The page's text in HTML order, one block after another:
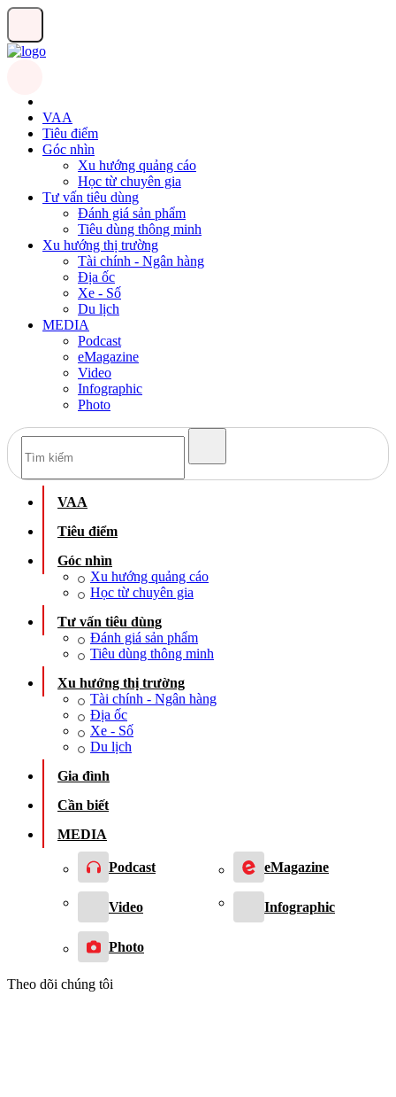
VAA
Tiêu điểm
Góc nhìn
Xu hướng quảng cáo
Học từ chuyên gia
Tư vấn tiêu dùng
Đánh giá sản phẩm
Tiêu dùng thông minh
Xu hướng thị trường
Tài chính - Ngân hàng
Địa ốc
Xe - Số
Du lịch
MEDIA
Podcast
eMagazine
Video
Infographic
Photo
VAA
Tiêu điểm
Góc nhìn
Xu hướng quảng cáo
Học từ chuyên gia
Tư vấn tiêu dùng
Đánh giá sản phẩm
Tiêu dùng thông minh
Xu hướng thị trường
Tài chính - Ngân hàng
Địa ốc
Xe - Số
Du lịch
Gia đình
Cần biết
MEDIA
Podcast eMagazine
Video Infographic
Photo
Theo dõi chúng tôi